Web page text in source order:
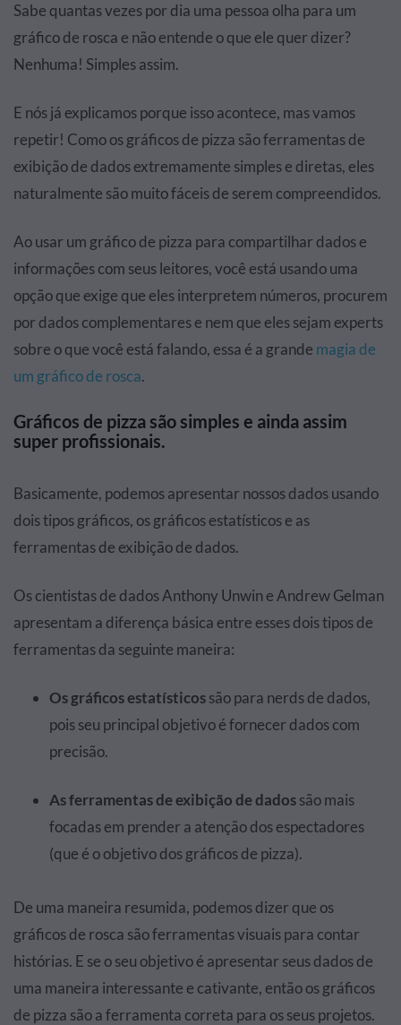
Sabe quantas vezes por dia uma pessoa olha para um
gráfico de rosca e não entende o que ele quer dizer?
Nenhuma! Simples assim.
E nós já explicamos porque isso acontece, mas vamos
repetir! Como os gráficos de pizza são ferramentas de
exibição de dados extremamente simples e diretas, eles
naturalmente são muito fáceis de serem compreendidos.
Ao usar um gráfico de pizza para compartilhar dados e
informações com seus leitores, você está usando uma
opção que exige que eles interpretem números, procurem
por dados complementares e nem que eles sejam experts
sobre o que você está falando, essa é a grande magia de
um gráfico de rosca.
Gráficos de pizza são simples e ainda assim
super profissionais.
Basicamente, podemos apresentar nossos dados usando
dois tipos gráficos, os gráficos estatísticos e as
ferramentas de exibição de dados.
Os cientistas de dados Anthony Unwin e Andrew Gelman
apresentam a diferença básica entre esses dois tipos de
ferramentas da seguinte maneira:
Os gráficos estatísticossão para nerds de dados,
pois seu principal objetivo é fornecer dados com
precisão.
As ferramentas de exibição de dadossão mais
focadas em prender a atenção dos espectadores
(que é o objetivo dos gráficos de pizza).
De uma maneira resumida, podemos dizer que os
gráficos de rosca são ferramentas visuais para contar
histórias. E se o seu objetivo é apresentar seus dados de
uma maneira interessante e cativante, então os gráficos
de pizza são a ferramenta correta para os seus projetos.